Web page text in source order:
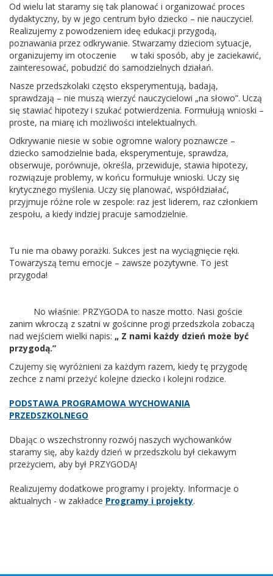
Od wielu lat staramy się tak planować i organizować proces
dydaktyczny, by w jego centrum było dziecko – nie nauczyciel.
Realizujemy z powodzeniem ideę edukacji przygodą,
poznawania przez odkrywanie. Stwarzamy dzieciom sytuacje,
organizujemy im otoczenie w taki sposób, aby je zaciekawić,
zainteresować, pobudzić do samodzielnych działań.
Nasze przedszkolaki często eksperymentują, badają,
sprawdzają – nie muszą wierzyć nauczycielowi „na słowo”. Uczą
się stawiać hipotezy i szukać potwierdzenia. Formułują wnioski –
proste, na miarę ich możliwości intelektualnych.
Odkrywanie niesie w sobie ogromne walory poznawcze –
dziecko samodzielnie bada, eksperymentuje, sprawdza,
obserwuje, porównuje, określa, przewiduje, stawia hipotezy,
rozwiązuje problemy, w końcu formułuje wnioski. Uczy się
krytycznego myślenia. Uczy się planować, współdziałać,
przyjmuje różne role w zespole: raz jest liderem, raz członkiem
zespołu, a kiedy indziej pracuje samodzielnie.
Tu nie ma obawy porażki. Sukces jest na wyciągnięcie ręki.
Towarzyszą temu emocje – zawsze pozytywne. To jest
przygoda!
No właśnie: PRZYGODA to nasze motto. Nasi goście
zanim wkroczą z szatni w gościnne progi przedszkola zobaczą
nad wejściem wielki napis: „ Z nami każdy dzień może być
przygodą.”
Czujemy się wyróżnieni za każdym razem, kiedy tę przygodę
zechce z nami przeżyć kolejne dziecko i kolejni rodzice.
PODSTAWA PROGRAMOWA WYCHOWANIA
PRZEDSZKOLNEGO
Dbając o wszechstronny rozwój naszych wychowanków
staramy się, aby każdy dzień w przedszkolu był ciekawym
przeżyciem, aby był PRZYGODĄ!
Realizujemy dodatkowe programy i projekty. Informacje o
aktualnych - w zakładce Programy i projekty.